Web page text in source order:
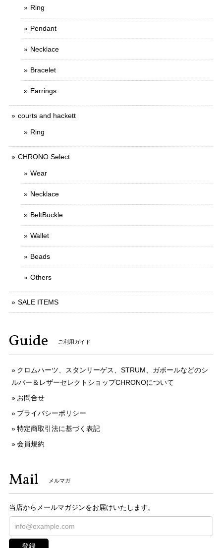
Ring
Pendant
Necklace
Bracelet
Earrings
courts and hackett
Ring
CHRONO Select
Wear
Necklace
BeltBuckle
Wallet
Beads
Others
SALE ITEMS
Guide ご利用ガイド
クロムハーツ、スタンリーゲス、STRUM、ガボールなどのシ
ルバー＆レザーセレクトショップCHRONOについて
お問合せ
プライバシーポリシー
特定商取引法に基づく表記
会員規約
Mail メルマガ
当店からメールマガジンをお届けいたします。
登録